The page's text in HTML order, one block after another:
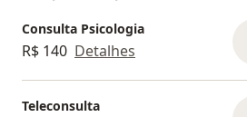
Consulta Psicologia
R$ 140 Detalhes
Teleconsulta